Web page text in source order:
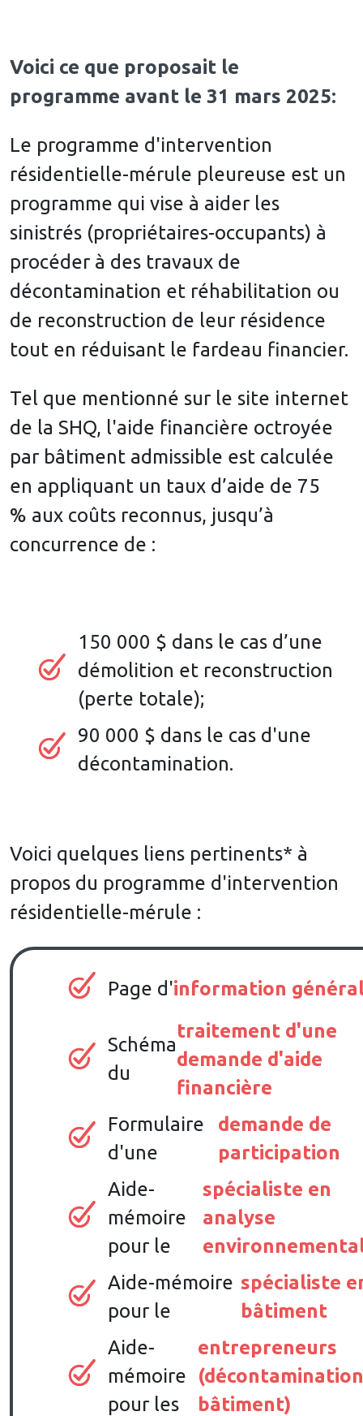
Voici ce que proposait le
programme avant le 31 mars 2025:
Le programme d'intervention
résidentielle-mérule pleureuse est un
programme qui vise à aider les
sinistrés (propriétaires-occupants) à
procéder à des travaux de
décontamination et réhabilitation ou
de reconstruction de leur résidence
tout en réduisant le fardeau financier.
Tel que mentionné sur le site internet
de la SHQ, l'aide financière octroyée
par bâtiment admissible est calculée
en appliquant un taux d’aide de 75
% aux coûts reconnus, jusqu’à
concurrence de :
150 000 $ dans le cas d’une
démolition et reconstruction
(perte totale);
90 000 $ dans le cas d'une
décontamination.
Voici quelques liens pertinents* à
propos du programme d'intervention
résidentielle-mérule :
Page d'information
Schéma
du
traitement d'une
demande d'aide
financière
Formulaire
d'une
demande de
participation
Aide-
mémoire
pour le
spécialiste en
analyse
Aide-mémoire
pour le
spécialiste
bâtiment
Aide-
mémoire
pour les
entrepreneurs
bâtiment)